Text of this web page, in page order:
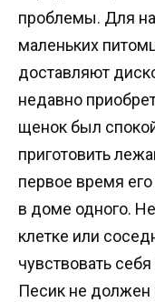
проблемы. Для
маленьких
доставляют
недавно
щенок был
приготовить
первое время
в доме одного.
клетке или
чувствовать
Песик не должен